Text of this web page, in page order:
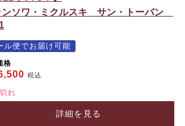
ンソワ・ミクルスキ サン・トーバン
ル便でお届け可能
格
税込
れ
詳細を見る